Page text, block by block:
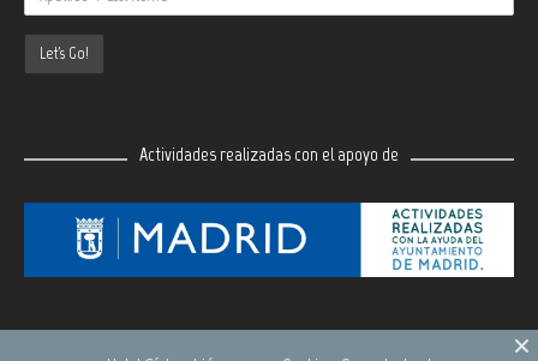
Actividades realizadas con el apoyo de